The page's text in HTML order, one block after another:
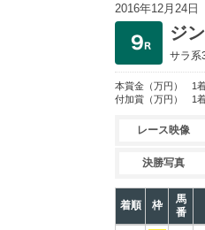
2016年12月24日
ジ
サラ系
本賞金 （万円） 1
付加賞 （万円） 1
レース映像
決勝写真
着順 枠
馬
番